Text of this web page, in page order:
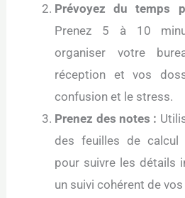
Prévoyez du temps
Prenez 5 à 10
organiser votre
réception et vos
confusion et le stress.
Prenez des notes :
des feuilles de calcul
pour suivre les détails
un suivi cohérent de